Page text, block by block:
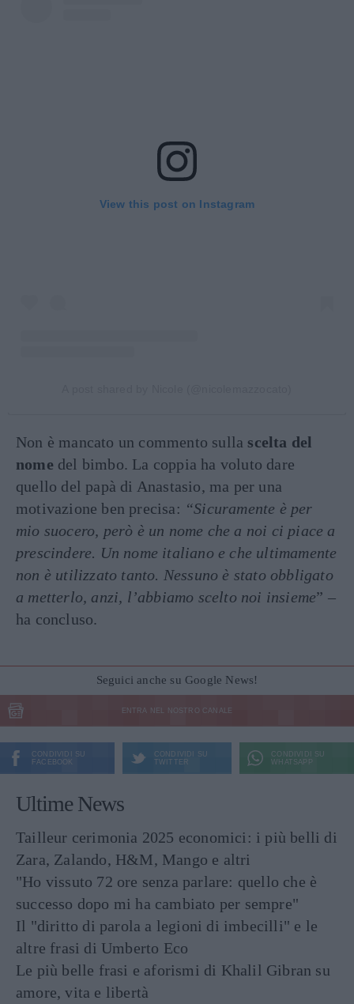
View this post on Instagram
Non è mancato un commento sulla scelta del
nome del bimbo. La coppia ha voluto dare
quello del papà di Anastasio, ma per una
motivazione ben precisa: “Sicuramente è per
mio suocero, però è un nome che a noi ci piace a
prescindere. Un nome italiano e che ultimamente
non è utilizzato tanto. Nessuno è stato obbligato
a metterlo, anzi, l’abbiamo scelto noi insieme” –
ha concluso.
Seguici anche su Google News!
ENTRA NEL NOSTRO CANALE
CONDIVIDI SU
FACEBOOK
CONDIVIDI SU
TWITTER
CONDIVIDI SU
WHATSAPP
Ultime News
Tailleur cerimonia 2025 economici: i più belli di
Zara, Zalando, H&M, Mango e altri
"Ho vissuto 72 ore senza parlare: quello che è
successo dopo mi ha cambiato per sempre"
Il "diritto di parola a legioni di imbecilli" e le
altre frasi di Umberto Eco
Le più belle frasi e aforismi di Khalil Gibran su
amore, vita e libertà